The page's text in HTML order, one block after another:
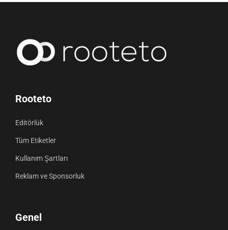
Rooteto
Editörlük
Tüm Etiketler
Kullanım Şartları
Reklam ve Sponsorluk
Genel